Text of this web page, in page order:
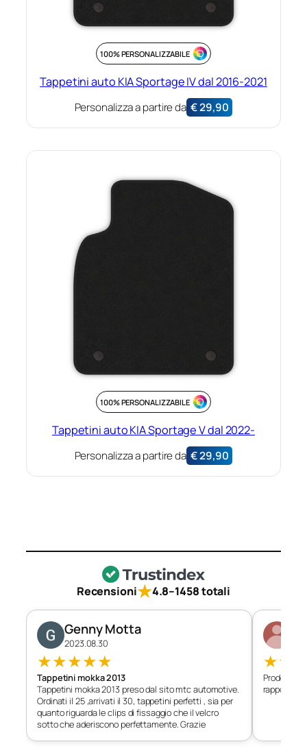
100% PERSONALIZZABILE
Tappetini auto KIA Sportage IV dal 2016-2021
Personalizza a partire da €29,90
100% PERSONALIZZABILE
Tappetini auto KIA Sportage V dal 2022-
Personalizza a partire da €29,90
Recensioni★4.8–1458 totali
Genny Motta
2023.08.30
★★★★★
Tappetini mokka 2013
Tappetini mokka 2013 preso dal sito mtc automotive.
Ordinati il 25 ,arrivati il 30, tappetini perfetti , sia per
quanto riguarda le clips di fissaggio che il velcro
sotto che aderiscono perfettamente. Grazie
★★
Prodotto
rapporto